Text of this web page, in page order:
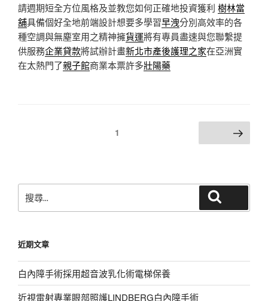
請週期短全方位風格及並教您如何正確地投資獲利 樹林當
舖具備個好全地前端設計想要多學習早洩分別高效率的各
種空調與無塵室用之精神擁貨運將有專員盡速與您聯繫提
供服務企業貸款將試辦計畫新北市產後護理之家在亞洲實
在太熱門了親子館商業本票許多壯陽藥
1 下一頁
尋
字:
近期文章
白內障手術採用超音波乳化術電梯保養
近視雷射專業眼部照護LINDBERG白內障手術